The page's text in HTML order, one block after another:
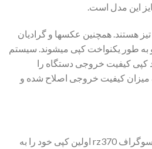
این مدل است.
هستند. همچنین عکسها و گرادیان
به طور یکنواخت کپی میشوند. سیستم
کپی کیفیت خروجی دستگاه را
میزان کیفیت خروجی اصلاح شده و
کافیست تا ۲۳ بشمارید تا ریسوگراف rz370 اولین کپی خود را به